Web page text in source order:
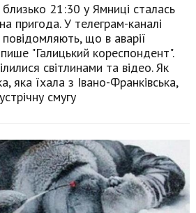
21:30 у Ямниці сталась
пригода. У телеграм-каналі
що в аварії
"Галицький кореспондент".
світлинами та відео. Як
яка їхала з Івано-Франківська,
смугу